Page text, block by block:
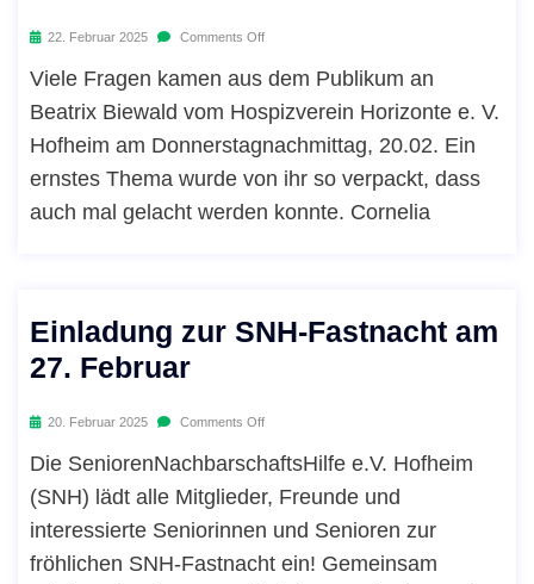
22. Februar 2025 Comments Off
Viele Fragen kamen aus dem Publikum an
Beatrix Biewald vom Hospizverein Horizonte e. V.
Hofheim am Donnerstagnachmittag, 20.02. Ein
ernstes Thema wurde von ihr so verpackt, dass
auch mal gelacht werden konnte. Cornelia
Einladung zur SNH-Fastnacht am
27. Februar
20. Februar 2025 Comments Off
Die SeniorenNachbarschaftsHilfe e.V. Hofheim
(SNH) lädt alle Mitglieder, Freunde und
interessierte Seniorinnen und Senioren zur
fröhlichen SNH-Fastnacht ein! Gemeinsam